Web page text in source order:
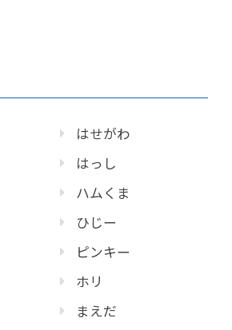
はせがわ
はっし
ハムくま
ひじー
ピンキー
ホリ
まえだ